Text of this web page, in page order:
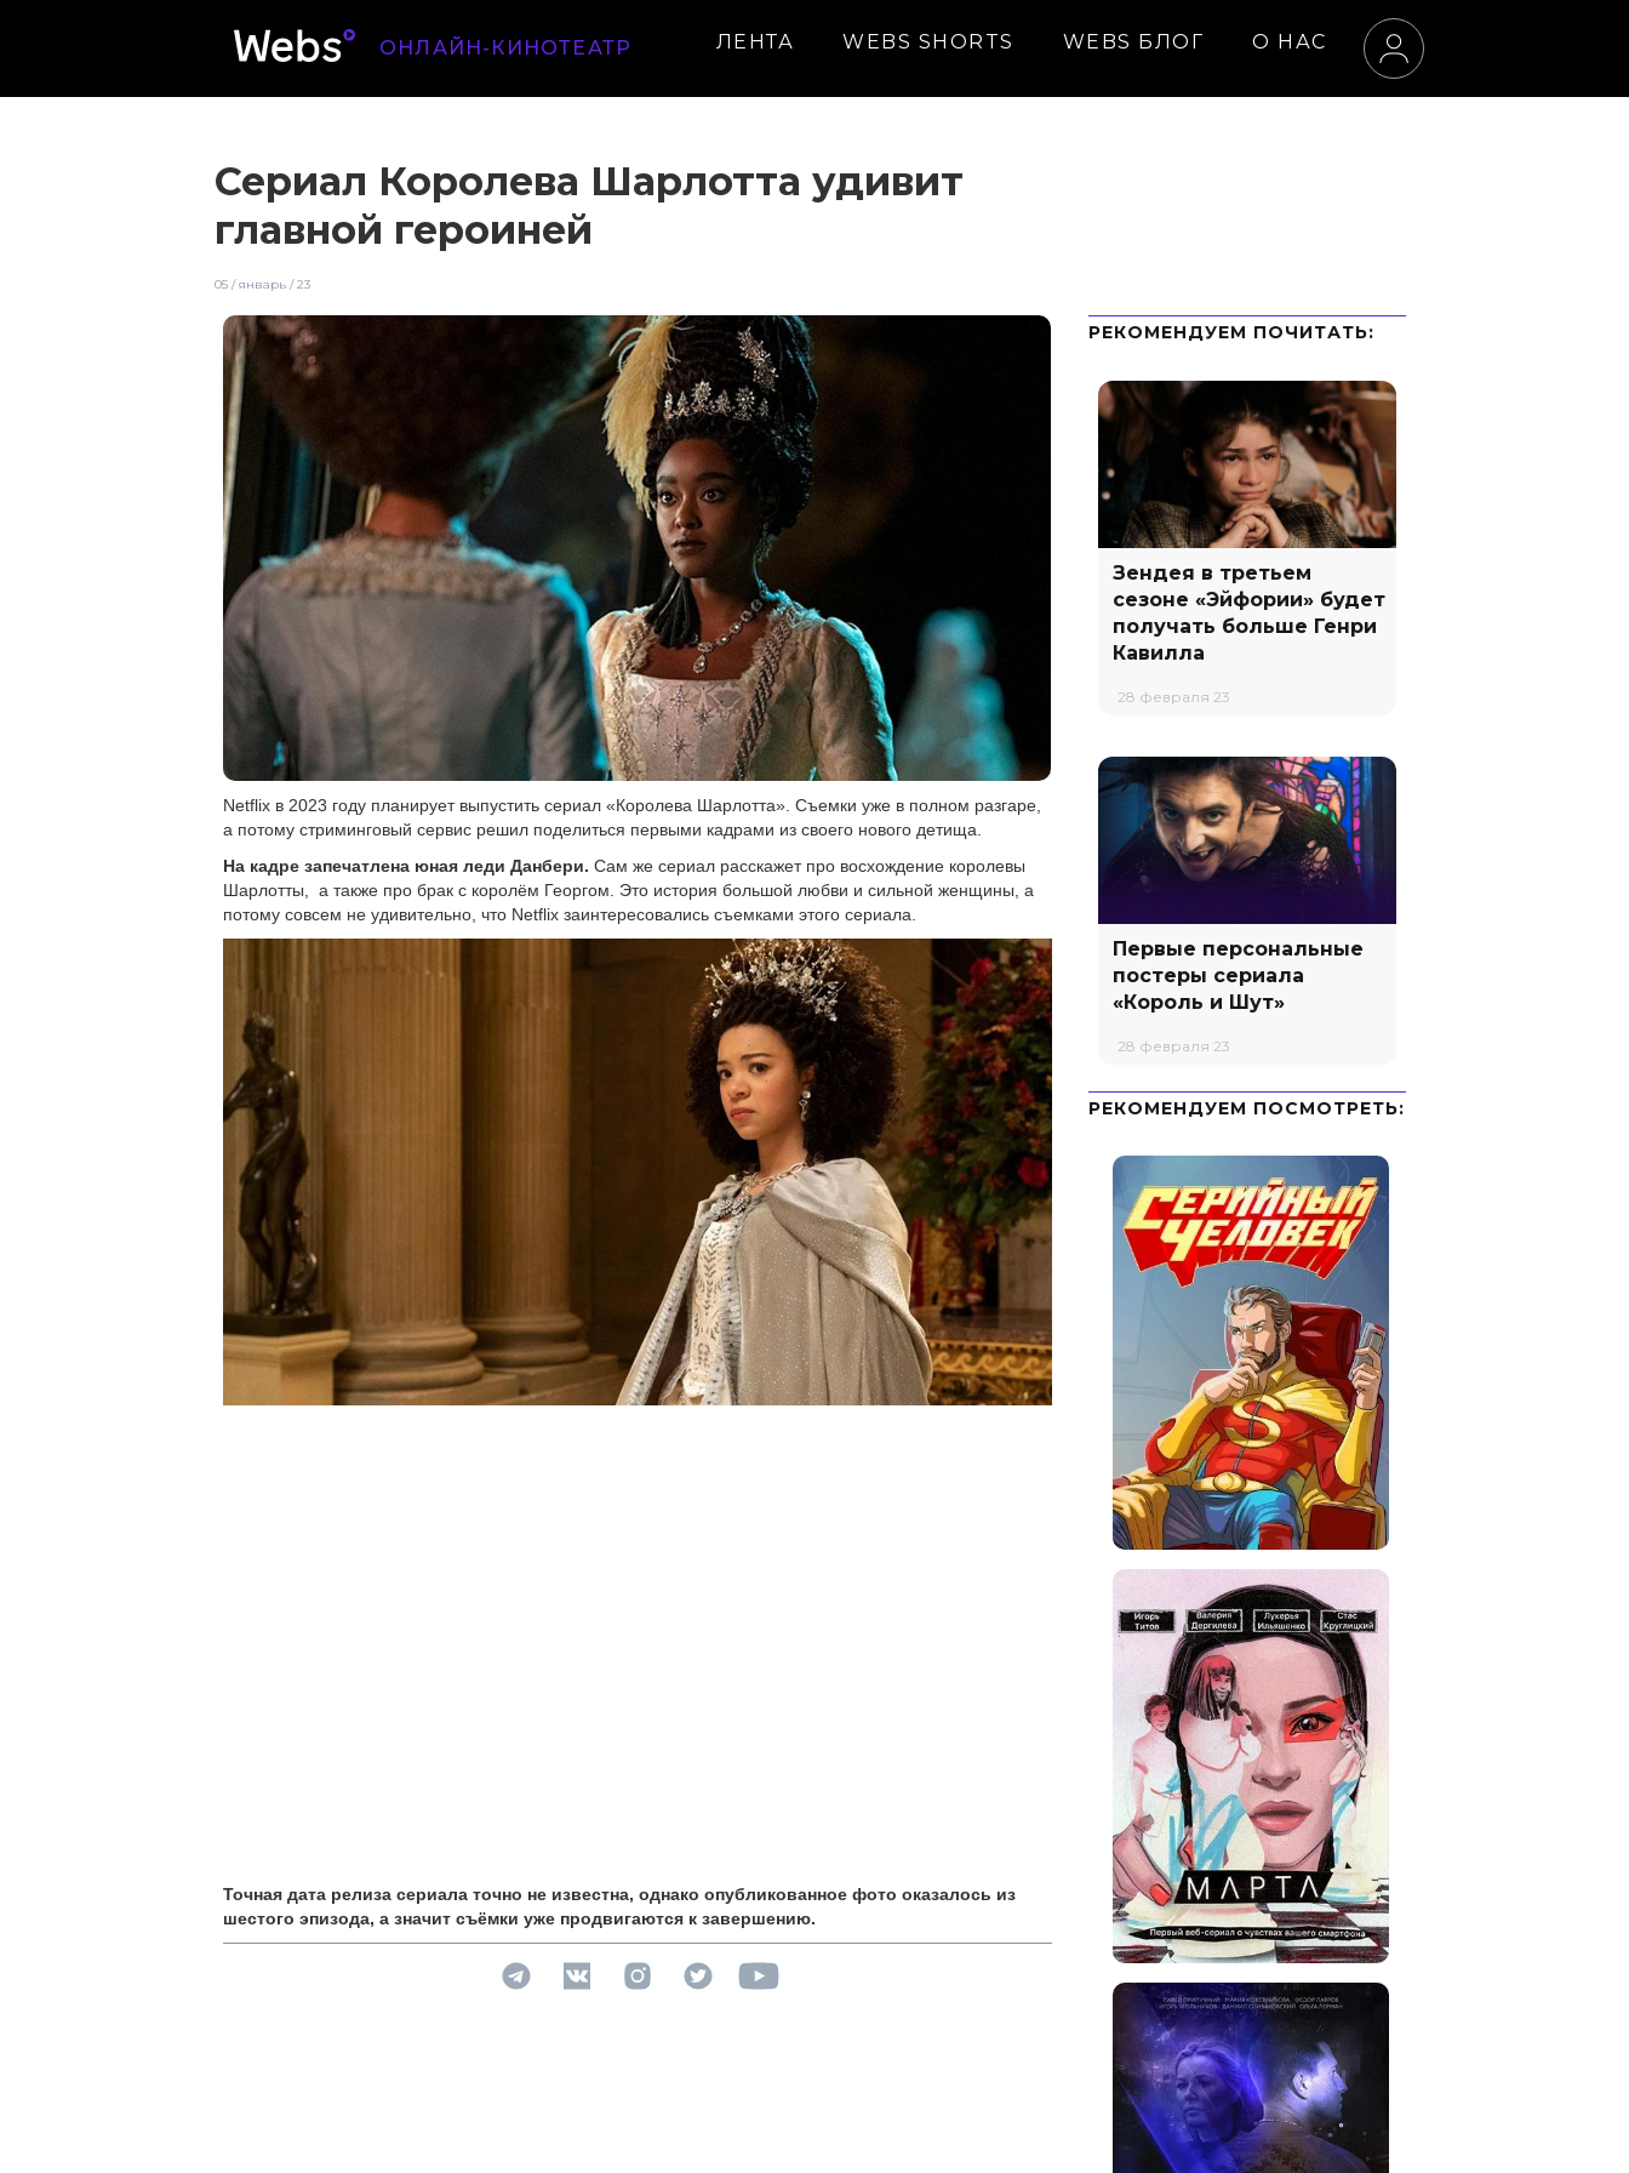
ОНЛАЙН-КИНОТЕАТР ЛЕНТА WEBS SHORTS WEBS БЛОГ О НАС
Сериал Королева Шарлотта удивит
главной героиней
05 / январь / 23
Netflix в 2023 году планирует выпустить сериал «Королева Шарлотта». Съемки уже в полном разгаре,
а потому стриминговый сервис решил поделиться первыми кадрами из своего нового детища.
На кадре запечатлена юная леди Данбери. Сам же сериал расскажет про восхождение королевы
Шарлотты, а также про брак с королём Георгом. Это история большой любви и сильной женщины, а
потому совсем не удивительно, что Netflix заинтересовались съемками этого сериала.
Точная дата релиза сериала точно не известна, однако опубликованное фото оказалось из
шестого эпизода, а значит съëмки уже продвигаются к завершению.
РЕКОМЕНДУЕМ ПOЧИТАТЬ:
Зендея в третьем
сезоне «Эйфории» будет
получать больше Генри
Кавилла
28 февраля 23
Первые персональные
постеры сериала
«Король и Шут»
28 февраля 23
РЕКОМЕНДУЕМ ПОСМОТРЕТЬ: